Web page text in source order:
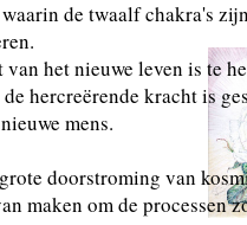
de twaalf chakra's
het nieuwe leven is te
de hercreërende kracht is
mens.
doorstroming van
maken om de processen